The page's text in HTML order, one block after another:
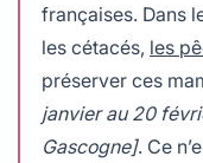
françaises. Dans
les cétacés, les
préserver ces
janvier au 20
Gascogne]. Ce